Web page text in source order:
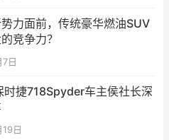
力面前，传统豪华燃油SUV
竞争力？
日
时捷718Spyder车主侯社长深
日